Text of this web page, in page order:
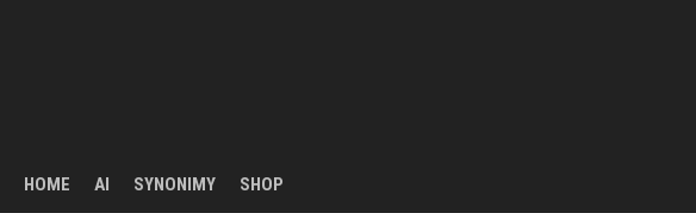
HOME AI SYNONIMY SHOP